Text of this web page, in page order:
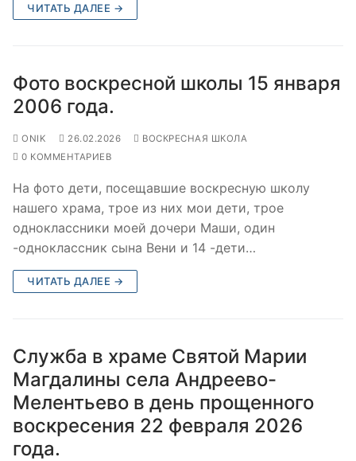
ЧИТАТЬ ДАЛЕЕ →
Фото воскресной школы 15 января
2006 года.
ONIK 26.02.2026
ВОСКРЕСНАЯ ШКОЛА
0 КОММЕНТАРИЕВ
На фото дети, посещавшие воскресную школу
нашего храма, трое из них мои дети, трое
одноклассники моей дочери Маши, один
-одноклассник сына Вени и 14 -дети…
ЧИТАТЬ ДАЛЕЕ →
Служба в храме Святой Марии
Магдалины села Андреево-
Мелентьево в день прощенного
воскресения 22 февраля 2026
года.